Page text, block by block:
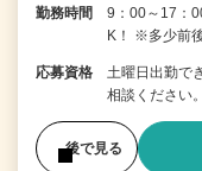
勤務時間
9：00～17：
K！ ※多少前
応募資格
土曜日出勤で
相談ください。
後で見る